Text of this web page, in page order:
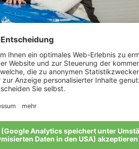
Martin
Bodybuilding für Nützlinge!“
Bio-Bauern im Überblick